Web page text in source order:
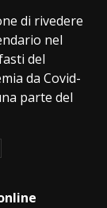
di rivedere
nel
del
da Covid-
parte del